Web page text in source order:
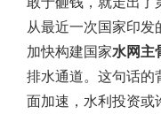
从最近一次国家印
加快构建国家水网主
排水通道。这句话的
面加速，水利投资或